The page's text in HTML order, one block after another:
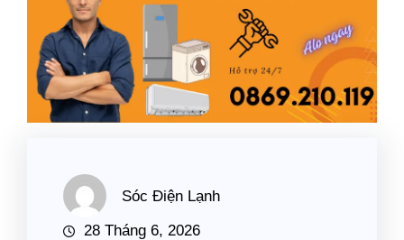
Sóc Điện Lạnh
28 Tháng 6, 2026